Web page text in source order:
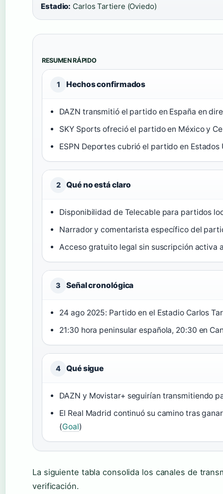
Estadio: Carlos Tartiere (Oviedo)
RESUMEN RÁPIDO
1 Hechos confirmados
DAZN transmitió el partido en España en
SKY Sports ofreció el partido en México y
ESPN Deportes cubrió el partido en Estados
2 Qué no está claro
Disponibilidad de Telecable para partidos
Narrador y comentarista específico del
Acceso gratuito legal sin suscripción activa
3 Señal cronológica
24 ago 2025: Partido en el Estadio Carlos
21:30 hora peninsular española, 20:30 en
4 Qué sigue
DAZN y Movistar+ seguirían transmitiendo
El Real Madrid continuó su camino tras
(Goal)
La siguiente tabla consolida los canales de
verificación.